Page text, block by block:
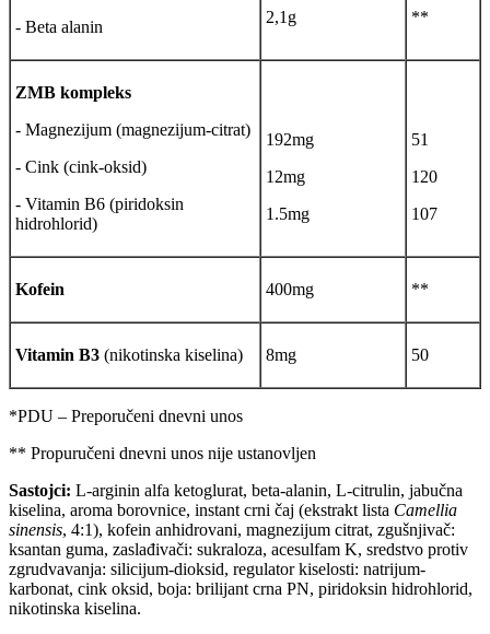
- Beta alanin
2,1g
**
ZMB kompleks
- Magnezijum (magnezijum-citrat)
- Cink (cink-oksid)
- Vitamin B6 (piridoksin
hidrohlorid)
192mg
12mg
1.5mg
51
120
107
Kofein 400mg **
Vitamin B3 (nikotinska kiselina) 8mg 50
*PDU – Preporučeni dnevni unos
** Propuručeni dnevni unos nije ustanovljen
Sastojci: L-arginin alfa ketoglurat, beta-alanin, L-citrulin, jabučna
kiselina, aroma borovnice, instant crni čaj (ekstrakt lista Camellia
sinensis, 4:1), kofein anhidrovani, magnezijum citrat, zgušnjivač:
ksantan guma, zaslađivači: sukraloza, acesulfam K, sredstvo protiv
zgrudvavanja: silicijum-dioksid, regulator kiselosti: natrijum-
karbonat, cink oksid, boja: brilijant crna PN, piridoksin hidrohlorid,
nikotinska kiselina.